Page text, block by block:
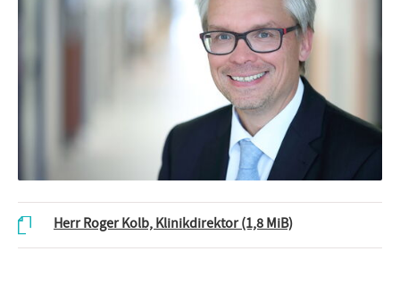
Herr Roger Kolb, Klinikdirektor(1,8 MiB)